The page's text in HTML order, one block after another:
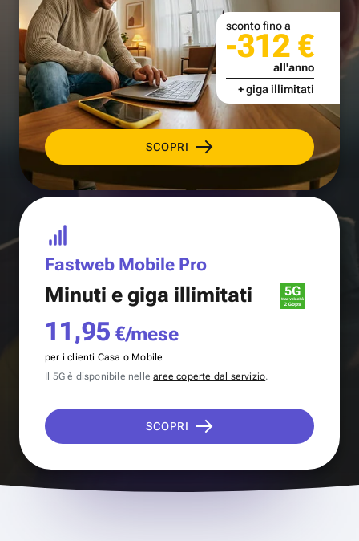
SCOPRI
sconto fino a
-312 €
all'anno
+ giga illimitati
Fastweb Mobile Pro
Minuti e giga illimitati
11,95 €/mese
per i clienti Casa o Mobile
Il 5G è disponibile nellearee coperte dal servizio.
SCOPRI